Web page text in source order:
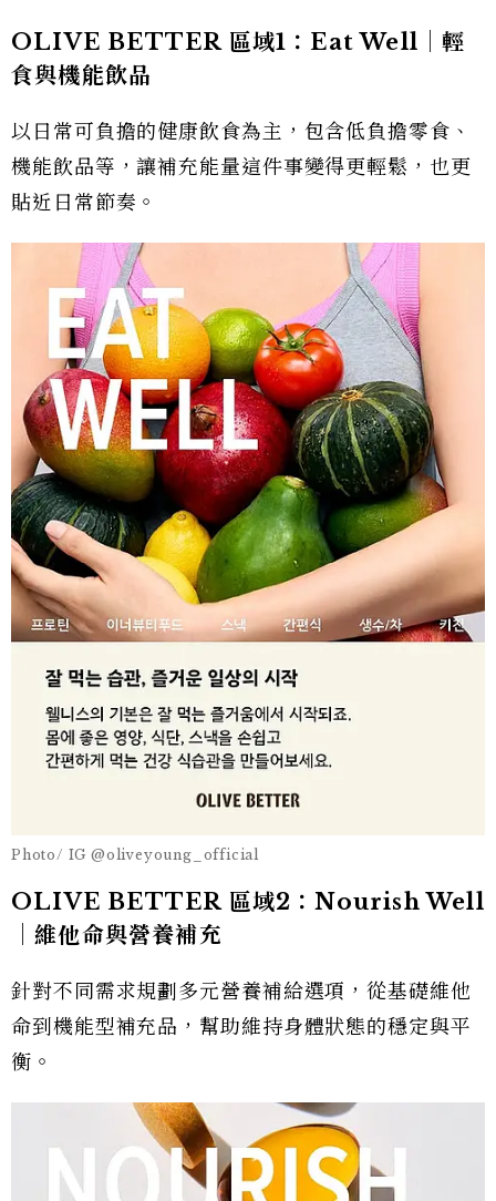
OLIVE BETTER 區域1：Eat Well｜輕
食與機能飲品
以日常可負擔的健康飲食為主，包含低負擔零食、
機能飲品等，讓補充能量這件事變得更輕鬆，也更
貼近日常節奏。
Photo/ IG @oliveyoung_official
OLIVE BETTER 區域2：Nourish Well
｜維他命與營養補充
針對不同需求規劃多元營養補給選項，從基礎維他
命到機能型補充品，幫助維持身體狀態的穩定與平
衡。